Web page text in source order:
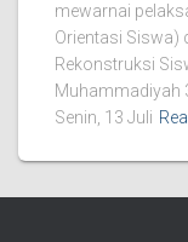
mewarnai
Orientasi Siswa)
Rekonstruksi
Muhammadiyah
Senin, 13 Juli